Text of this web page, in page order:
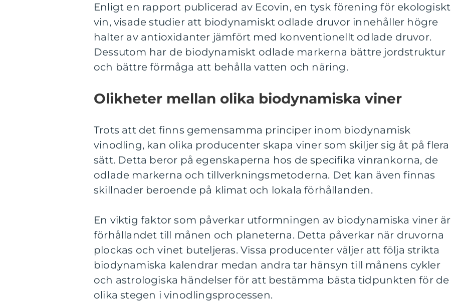
Enligt en rapport publicerad av Ecovin, en tysk förening för ekologiskt
vin, visade studier att biodynamiskt odlade druvor innehåller högre
halter av antioxidanter jämfört med konventionellt odlade druvor.
Dessutom har de biodynamiskt odlade markerna bättre jordstruktur
och bättre förmåga att behålla vatten och näring.
Olikheter mellan olika biodynamiska viner
Trots att det finns gemensamma principer inom biodynamisk
vinodling, kan olika producenter skapa viner som skiljer sig åt på flera
sätt. Detta beror på egenskaperna hos de specifika vinrankorna, de
odlade markerna och tillverkningsmetoderna. Det kan även finnas
skillnader beroende på klimat och lokala förhållanden.
En viktig faktor som påverkar utformningen av biodynamiska viner är
förhållandet till månen och planeterna. Detta påverkar när druvorna
plockas och vinet buteljeras. Vissa producenter väljer att följa strikta
biodynamiska kalendrar medan andra tar hänsyn till månens cykler
och astrologiska händelser för att bestämma bästa tidpunkten för de
olika stegen i vinodlingsprocessen.